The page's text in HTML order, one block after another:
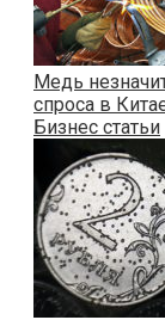
Медь
спроса в
Бизнес статьи